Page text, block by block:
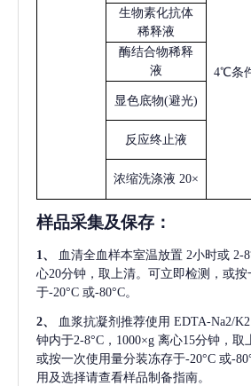
4℃条
生物素化抗体
稀释液
酶结合物稀释
液
显色底物(避光)
反应终止液
浓缩洗涤液 20×
样品采集及保存 ：
1、 血清全血样本室温放置 2小时或 2-
心20分钟，取上清。可立即检测，或
于-20°C 或-80°C。
2、 血浆抗凝剂推荐使用 EDTA-Na2/
钟内于2-8°C，1000×g 离心15分钟，取
或按一次使用量分装冻存于-20°C 或-
用及选择请查看样品制备指南。